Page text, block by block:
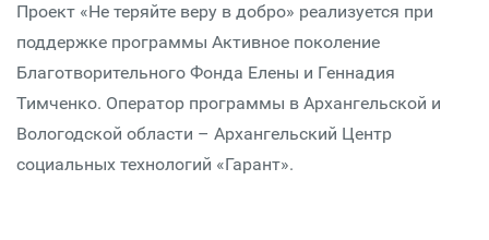
Проект «Не теряйте веру в добро» реализуется при
поддержке программы Активное поколение
Благотворительного Фонда Елены и Геннадия
Тимченко. Оператор программы в Архангельской и
Вологодской области – Архангельский Центр
социальных технологий «Гарант».